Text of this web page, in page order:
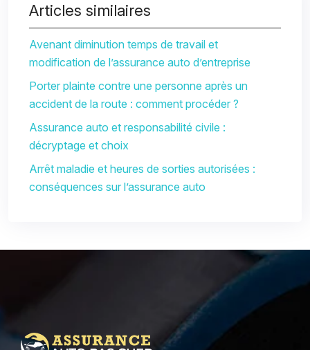
Articles similaires
Avenant diminution temps de travail et
modification de l’assurance auto d’entreprise
Porter plainte contre une personne après un
accident de la route : comment procéder ?
Assurance auto et responsabilité civile :
décryptage et choix
Arrêt maladie et heures de sorties autorisées :
conséquences sur l’assurance auto